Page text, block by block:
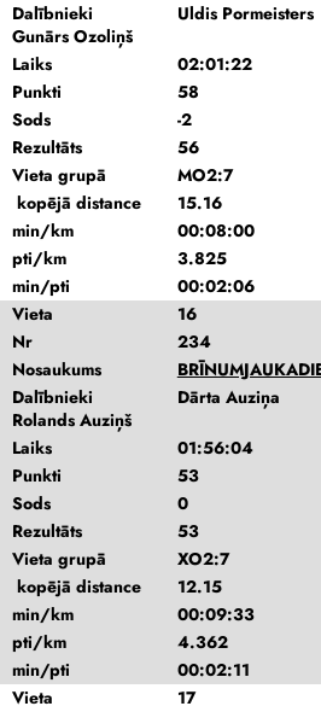
Dalībnieki
Uldis Pormeisters
Gunārs Ozoliņš
Laiks
02:01:22
Punkti
58
Sods
-2
Rezultāts
56
Vieta grupā
MO2:7
kopējā distance
15.16
min/km
00:08:00
pti/km
3.825
min/pti
00:02:06
Vieta
16
Nr
234
Nosaukums
Dalībnieki
Dārta Auziņa
Rolands Auziņš
Laiks
01:56:04
Punkti
53
Sods
0
Rezultāts
53
Vieta grupā
XO2:7
kopējā distance
12.15
min/km
00:09:33
pti/km
4.362
min/pti
00:02:11
Vieta
17